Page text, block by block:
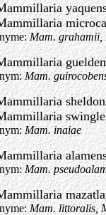
Mam.
Mam.
Mam. inaiae
Mam.
Mam. littoralis,